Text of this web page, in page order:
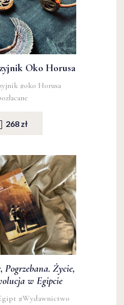
Oko Horusa
#oko Horusa
268 zł
Pogrzebana. Życie,
w Egipcie
#Wydawnictwo